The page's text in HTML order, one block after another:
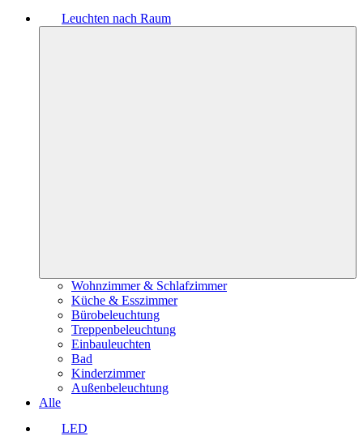
Leuchten nach Raum
Wohnzimmer & Schlafzimmer
Küche & Esszimmer
Bürobeleuchtung
Treppenbeleuchtung
Einbauleuchten
Bad
Kinderzimmer
Außenbeleuchtung
Alle
LED